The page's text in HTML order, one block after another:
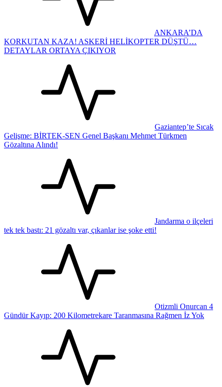
ANKARA’DA
KORKUTAN KAZA! ASKERİ HELİKOPTER DÜŞTÜ…
DETAYLAR ORTAYA ÇIKIYOR
Gaziantep’te Sıcak
Gelişme: BİRTEK-SEN Genel Başkanı Mehmet Türkmen
Gözaltına Alındı!
Jandarma o ilçeleri
tek tek bastı: 21 gözaltı var, çıkanlar ise şoke etti!
Otizmli Onurcan 4
Gündür Kayıp: 200 Kilometrekare Taranmasına Rağmen İz Yok